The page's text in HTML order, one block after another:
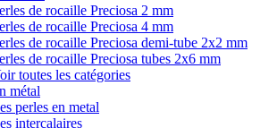
de rocaille Preciosa 2 mm
de rocaille Preciosa 4 mm
de rocaille Preciosa demi-tube 2x2 mm
de rocaille Preciosa tubes 2x6 mm
toutes les catégories
métal
perles en metal
intercalaires